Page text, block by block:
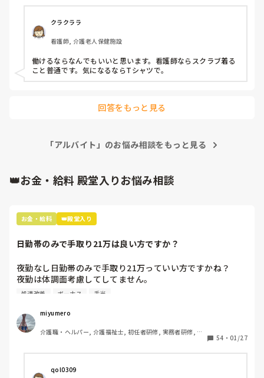
トで介護施設が多いので、介護施設でスクラブって浮きます
また、看護師アピールしてるみたいに思われたりしますか？
准看護師ですが全然気にせず介護の求人に応募したりしま
単発の皆さんポロシャツですらなく普通のTシャツで来たり
クラクララ
看護師, 介護老人保健施設
働けるならなんでもいいと思います。看護師ならスクラブ着る
こと普通です。気になるならTシャツで。
回答をもっと見る
「アルバイト」のお悩み相談をもっと見る
👑お金・給料 殿堂入りお悩み相談
お金・給料 👑殿堂入り
日勤帯のみで手取り21万は良い方ですか？
夜勤なし日勤帯のみで手取り21万っていい方ですかね？
夜勤は体調面考慮してしてません。
基本給 18万
資格手当 3万
住宅手当 1万(持ち家の方も)
交通費です。
処遇改善 ボーナス 手当
miyumero
介護職・ヘルパー, 介護福祉士, 初任者研修, 実務者研修, 小
54 ・ 01/27
qol0309